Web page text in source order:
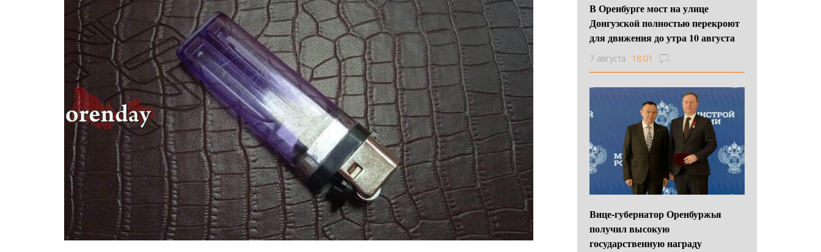
В Оренбурге мост на улице
Донгузской полностью перекроют
для движения до утра 10 августа
7 августа 18:01
Вице-губернатор Оренбуржья
получил высокую
государственную награду